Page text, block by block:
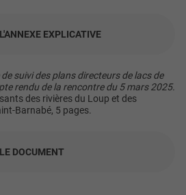
EXPLICATIVE
suivi des plans directeurs de lacs de
rendu de la rencontre du 5 mars 2025.
des rivières du Loup et des
Barnabé, 5 pages.
DOCUMENT